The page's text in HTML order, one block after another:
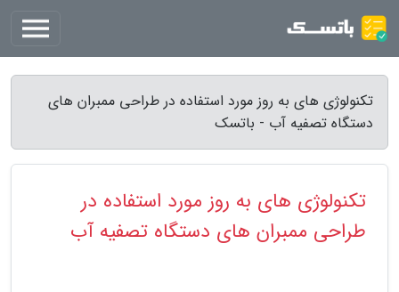
تکنولوژی های به روز مورد استفاده در طراحی ممبران های
دستگاه تصفیه آب - باتسک
تکنولوژی های به روز مورد استفاده در
طراحی ممبران های دستگاه تصفیه آب